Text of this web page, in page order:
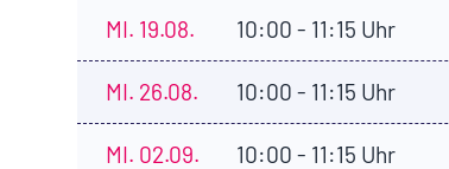
MI. 19.08. 10:00 - 11:15 Uhr
MI. 26.08. 10:00 - 11:15 Uhr
MI. 02.09. 10:00 - 11:15 Uhr